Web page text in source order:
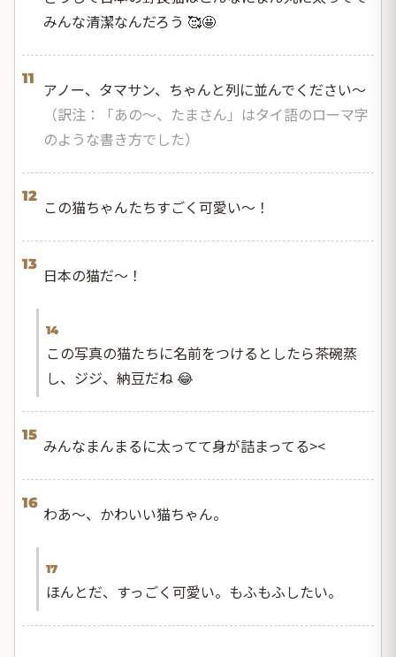
みんな清潔なんだろう 🥰🤩
11
アノー、タマサン、ちゃんと列に並んでください〜
（訳注：「あの〜、たまさん」はタイ語のローマ字
のような書き方でした）
12
この猫ちゃんたちすごく可愛い〜！
13
日本の猫だ〜！
14
この写真の猫たちに名前をつけるとしたら茶碗蒸
し、ジジ、納豆だね 😂
15
みんなまんまるに太ってて身が詰まってる><
16
わあ〜、かわいい猫ちゃん。
17
ほんとだ、すっごく可愛い。もふもふしたい。